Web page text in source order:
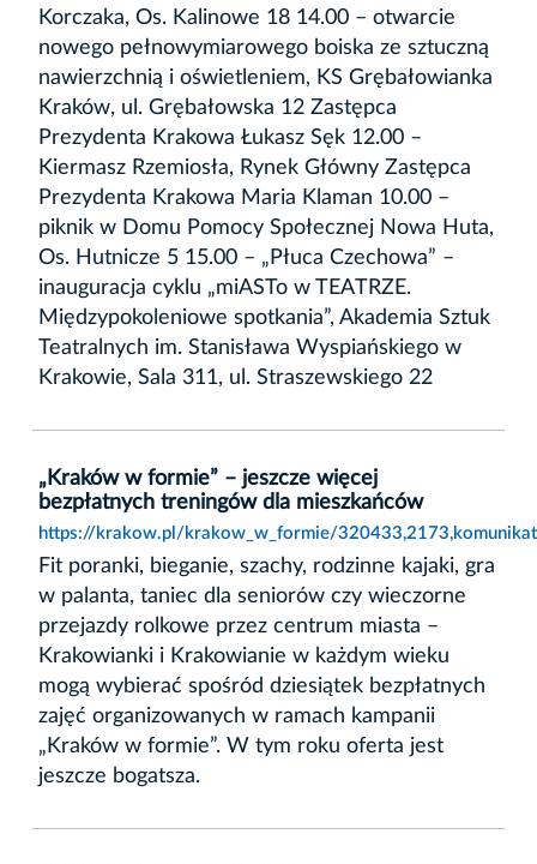
Korczaka, Os. Kalinowe 18 14.00 – otwarcie
nowego pełnowymiarowego boiska ze sztuczną
nawierzchnią i oświetleniem, KS Grębałowianka
Kraków, ul. Grębałowska 12 Zastępca
Prezydenta Krakowa Łukasz Sęk 12.00 –
Kiermasz Rzemiosła, Rynek Główny Zastępca
Prezydenta Krakowa Maria Klaman 10.00 –
piknik w Domu Pomocy Społecznej Nowa Huta,
Os. Hutnicze 5 15.00 – „Płuca Czechowa” –
inauguracja cyklu „miASTo w TEATRZE.
Międzypokoleniowe spotkania”, Akademia Sztuk
Teatralnych im. Stanisława Wyspiańskiego w
Krakowie, Sala 311, ul. Straszewskiego 22
„Kraków w formie” – jeszcze więcej
bezpłatnych treningów dla mieszkańców
https://krakow.pl/krakow_w_formie/
Fit poranki, bieganie, szachy, rodzinne kajaki, gra
w palanta, taniec dla seniorów czy wieczorne
przejazdy rolkowe przez centrum miasta –
Krakowianki i Krakowianie w każdym wieku
mogą wybierać spośród dziesiątek bezpłatnych
zajęć organizowanych w ramach kampanii
„Kraków w formie”. W tym roku oferta jest
jeszcze bogatsza.